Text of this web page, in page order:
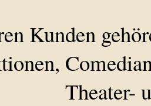
Kunden
Theater-